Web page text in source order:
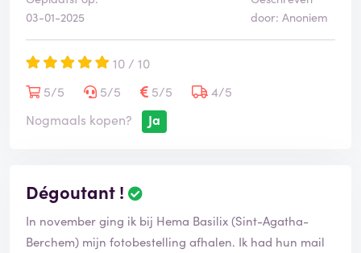
03-01-2025
door: Anoniem
10 / 10
5/5
5/5 5/5
4/5
Nogmaals kopen?
Ja
Dégoutant !
In november ging ik bij Hema Basilix (Sint-Agatha-
Berchem) mijn fotobestelling afhalen. Ik had hun mail